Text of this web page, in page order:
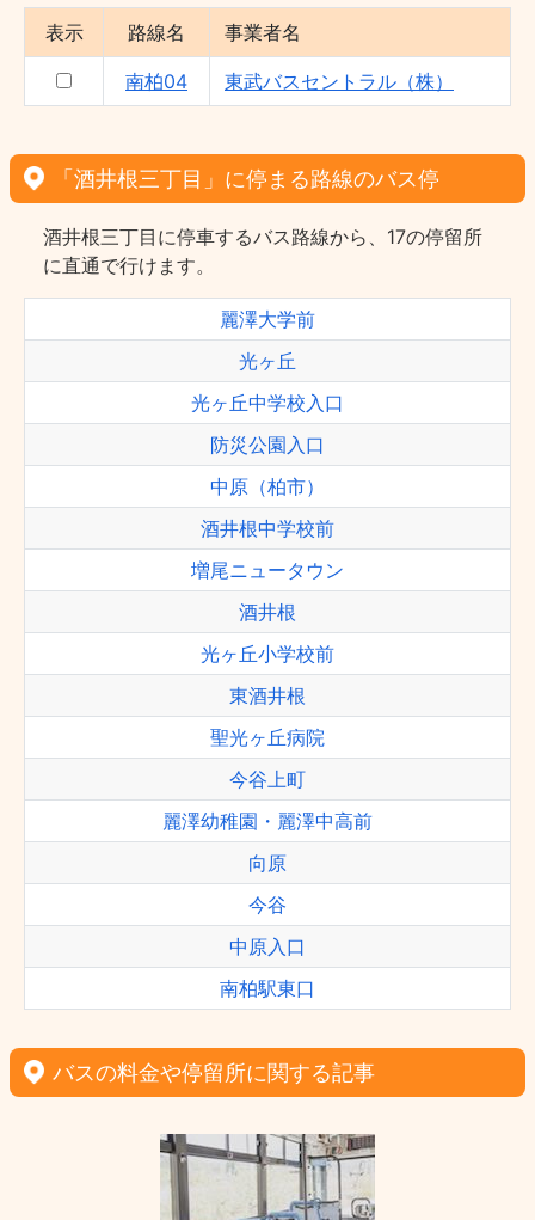
表示 路線名 事業者名
南柏04 東武バスセントラル（株）
「酒井根三丁目」に停まる路線のバス停
酒井根三丁目に停車するバス路線から、17の停留所
に直通で行けます。
麗澤大学前
光ヶ丘
光ヶ丘中学校入口
防災公園入口
中原（柏市）
酒井根中学校前
増尾ニュータウン
酒井根
光ヶ丘小学校前
東酒井根
聖光ヶ丘病院
今谷上町
麗澤幼稚園・麗澤中高前
向原
今谷
中原入口
南柏駅東口
バスの料金や停留所に関する記事